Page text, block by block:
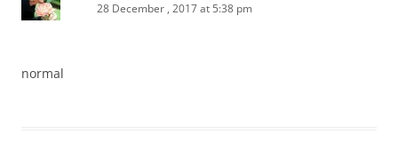
28 December , 2017 at 5:38 pm
normal